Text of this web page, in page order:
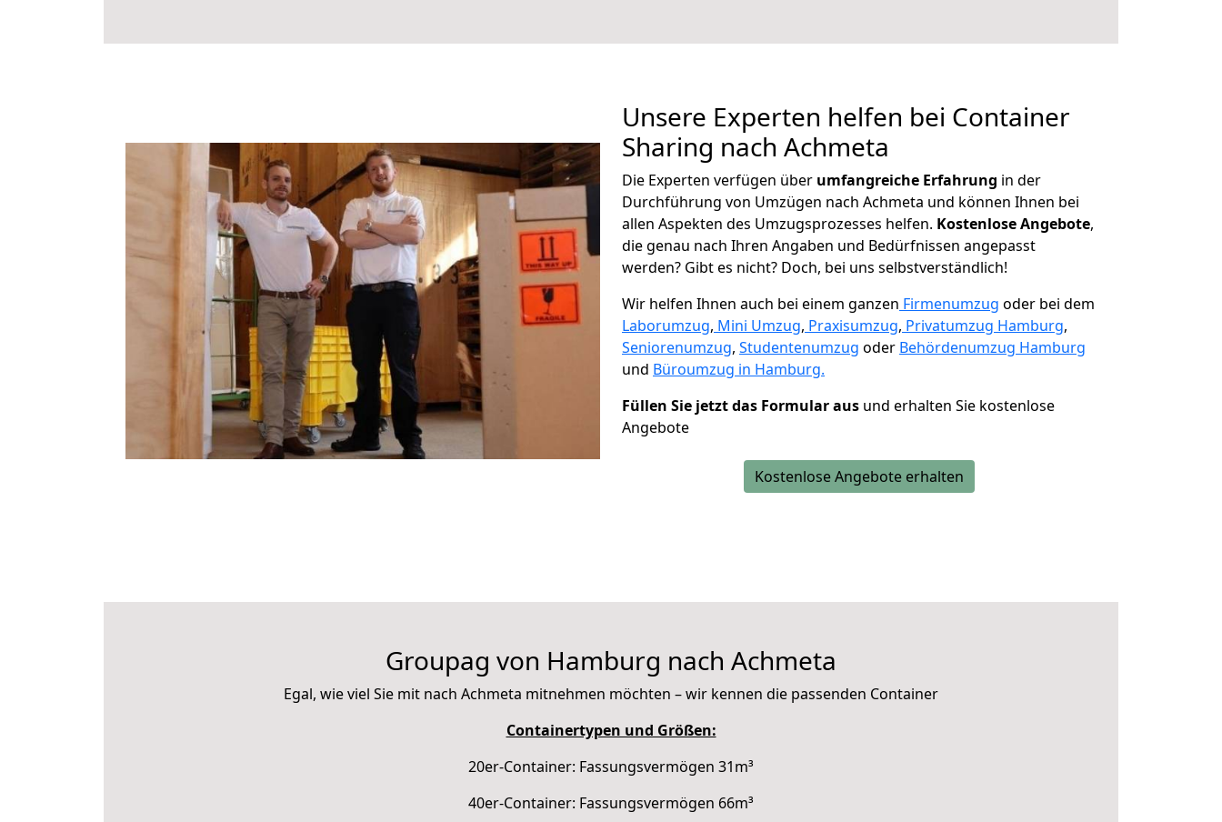
Unsere Experten helfen bei Container
Sharing nach Achmeta
Die Experten verfügen über umfangreiche Erfahrung in der
Durchführung von Umzügen nach Achmeta und können Ihnen bei
allen Aspekten des Umzugsprozesses helfen. Kostenlose Angebote,
die genau nach Ihren Angaben und Bedürfnissen angepasst
werden? Gibt es nicht? Doch, bei uns selbstverständlich!
Wir helfen Ihnen auch bei einem ganzen Firmenumzug oder bei dem
Laborumzug, Mini Umzug, Praxisumzug, Privatumzug Hamburg,
Seniorenumzug, Studentenumzug oder Behördenumzug Hamburg
und Büroumzug in Hamburg.
Füllen Sie jetzt das Formular aus und erhalten Sie kostenlose
Angebote
Kostenlose Angebote erhalten
Groupag von Hamburg nach Achmeta
Egal, wie viel Sie mit nach Achmeta mitnehmen möchten – wir kennen die passenden Container
Containertypen und Größen:
20er-Container: Fassungsvermögen 31m³
40er-Container: Fassungsvermögen 66m³